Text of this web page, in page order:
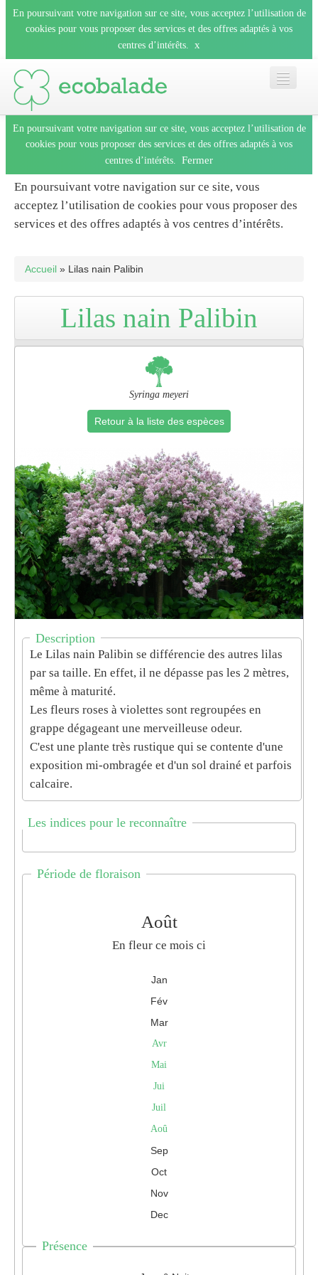
En poursuivant votre navigation sur ce site, vous acceptez l’utilisation de
cookies pour vous proposer des services et des offres adaptés à vos
centres d’intérêts.
x
Accueil
Les balades
Les espèces
Pro
En poursuivant votre navigation sur ce site, vous acceptez l’utilisation de
cookies pour vous proposer des services et des offres adaptés à vos
centres d’intérêts.
Fermer
En poursuivant votre navigation sur ce site, vous
acceptez l’utilisation de cookies pour vous proposer des
services et des offres adaptés à vos centres d’intérêts.
Accueil » Lilas nain Palibin
Lilas nain Palibin
Syringa meyeri
Retour à la liste des espèces
Description
Le Lilas nain Palibin se différencie des autres lilas
par sa taille. En effet, il ne dépasse pas les 2 mètres,
même à maturité.
Les fleurs roses à violettes sont regroupées en
grappe dégageant une merveilleuse odeur.
C'est une plante très rustique qui se contente d'une
exposition mi-ombragée et d'un sol drainé et parfois
calcaire.
Les indices pour le reconnaître
Période de floraison
Août
En fleur ce mois ci
Jan
Fév
Mar
Avr
Mai
Jui
Juil
Aoû
Sep
Oct
Nov
Dec
Présence